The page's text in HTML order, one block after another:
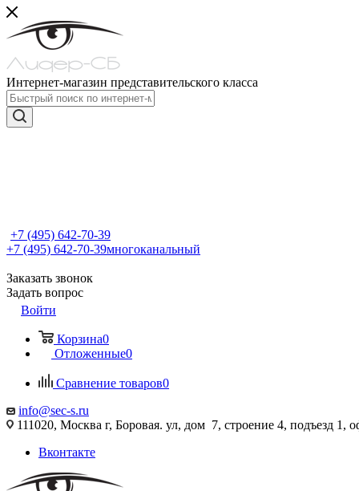
Интернет-магазин представительского класса
+7 (495) 642-70-39
+7 (495) 642-70-39многоканальный
Заказать звонок
Задать вопрос
Войти
Корзина0
Отложенные0
Сравнение товаров0
info@sec-s.ru
111020, Москва г, Боровая. ул, дом 7, строение 4, подъезд 1,
Вконтакте